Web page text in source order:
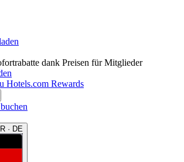
dank Preisen für Mitglieder
Hotels.com Rewards
· DE